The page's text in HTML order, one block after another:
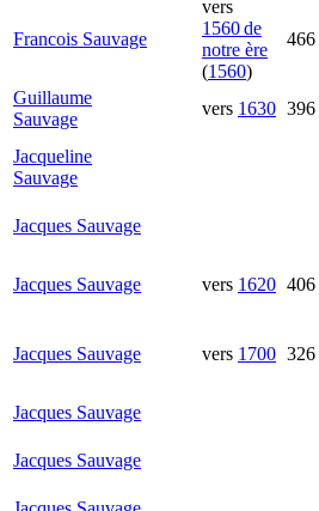
Francois Sauvage
vers
1560 de
notre ère
(1560)
466
Guillaume
Sauvage
vers 1630 396
Jacqueline
Sauvage
Jacques Sauvage
Jacques Sauvage vers 1620 406
Jacques Sauvage vers 1700 326
Jacques Sauvage
Jacques Sauvage